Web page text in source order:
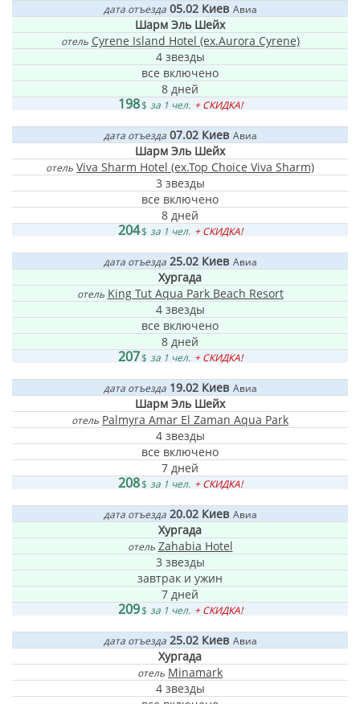
дата отъезда 05.02Киев Авиа
Шарм Эль Шейх
отель Cyrene Island Hotel (ex.Aurora Cyrene)
4 звезды
все включено
8 дней
198$ за 1 чел. + СКИДКА!
дата отъезда 07.02Киев Авиа
Шарм Эль Шейх
отель Viva Sharm Hotel (ex.Top Choice Viva Sharm)
3 звезды
все включено
8 дней
204$ за 1 чел. + СКИДКА!
дата отъезда 25.02Киев Авиа
Хургада
отель King Tut Aqua Park Beach Resort
4 звезды
все включено
8 дней
207$ за 1 чел. + СКИДКА!
дата отъезда 19.02Киев Авиа
Шарм Эль Шейх
отель Palmyra Amar El Zaman Aqua Park
4 звезды
все включено
7 дней
208$ за 1 чел. + СКИДКА!
дата отъезда 20.02Киев Авиа
Хургада
отель Zahabia Hotel
3 звезды
завтрак и ужин
7 дней
209$ за 1 чел. + СКИДКА!
дата отъезда 25.02Киев Авиа
Хургада
отель Minamark
4 звезды